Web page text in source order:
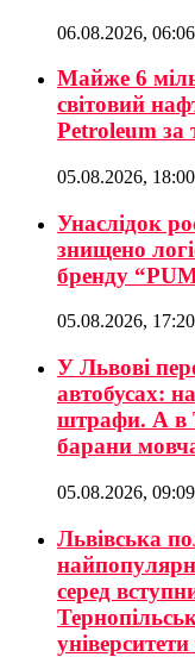
06.08.2026, 06:06
Майже 6
світовий
Petroleum за
05.08.2026, 18:00
Унаслідок
знищено
бренду
05.08.2026, 17:20
У Львові
автобусах:
штрафи. А в
барани
05.08.2026, 09:09
Львівська
серед